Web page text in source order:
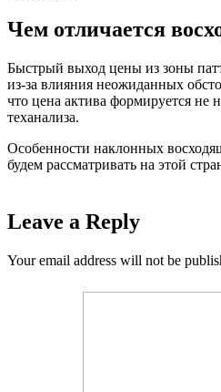
Чем отличается
Быстрый выход цены из зоны
из-за влияния неожиданных
что цена актива формируется
теханализа.
Особенности наклонных
будем рассматривать на этой
Leave a Reply
Your email address will not be